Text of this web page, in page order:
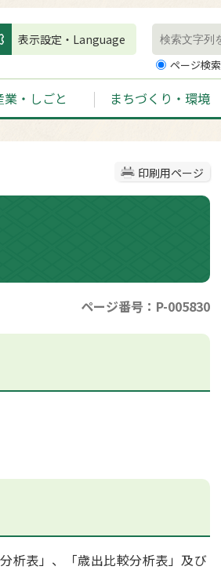
表示設定・Language
ページ検索
業・しごと まちづくり・環境
印刷用ページ
ページ番号：P-005830
析表」、「歳出比較分析表」及び